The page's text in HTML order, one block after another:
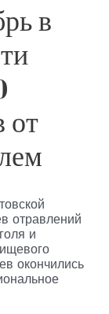
в
от
отравлений
и
окончились